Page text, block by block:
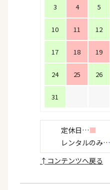
3 4 5
10 11 12
17 18 19
24 25 26
31
定休日…■
レンタルのみ…
↑ コンテンツへ戻る